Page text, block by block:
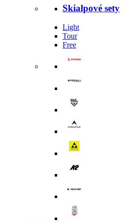
Skialpové sety
Light
Tour
Free